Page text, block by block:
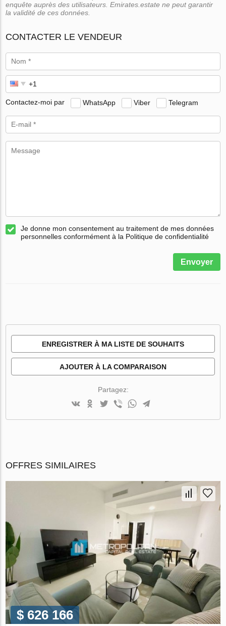
enquête auprès des utilisateurs. Emirates.estate ne peut garantir
la validité de ces données.
CONTACTER LE VENDEUR
Contactez-moi par WhatsApp Viber Telegram
Je donne mon consentement au traitement de mes données
personnelles conformément à la Politique de confidentialité
Envoyer
ENREGISTRER À MA LISTE DE SOUHAITS
AJOUTER À LA COMPARAISON
Partagez:
OFFRES SIMILAIRES
$ 626 166